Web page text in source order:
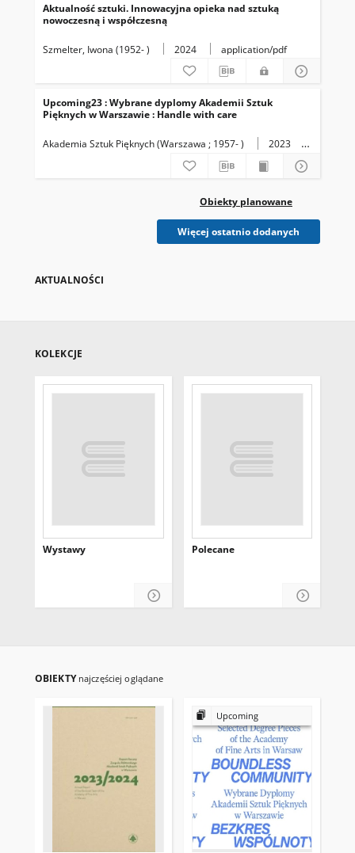
Aktualność sztuki. Innowacyjna opieka nad sztuką
nowoczesną i współczesną
Szmelter, Iwona (1952- ) 2024 application/pdf
Upcoming23 : Wybrane dyplomy Akademii Sztuk
Pięknych w Warszawie : Handle with care
Akademia Sztuk Pięknych (Warszawa ; 1957- )
2023
Obiekty planowane
Więcej ostatnio dodanych
AKTUALNOŚCI
KOLEKCJE
Wystawy Polecane
OBIEKTY najczęściej oglądane
Upcoming